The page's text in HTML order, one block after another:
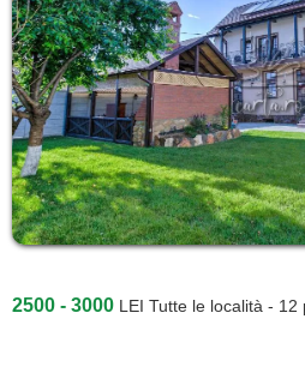
2500 - 3000 LEI Tutte le località - 12